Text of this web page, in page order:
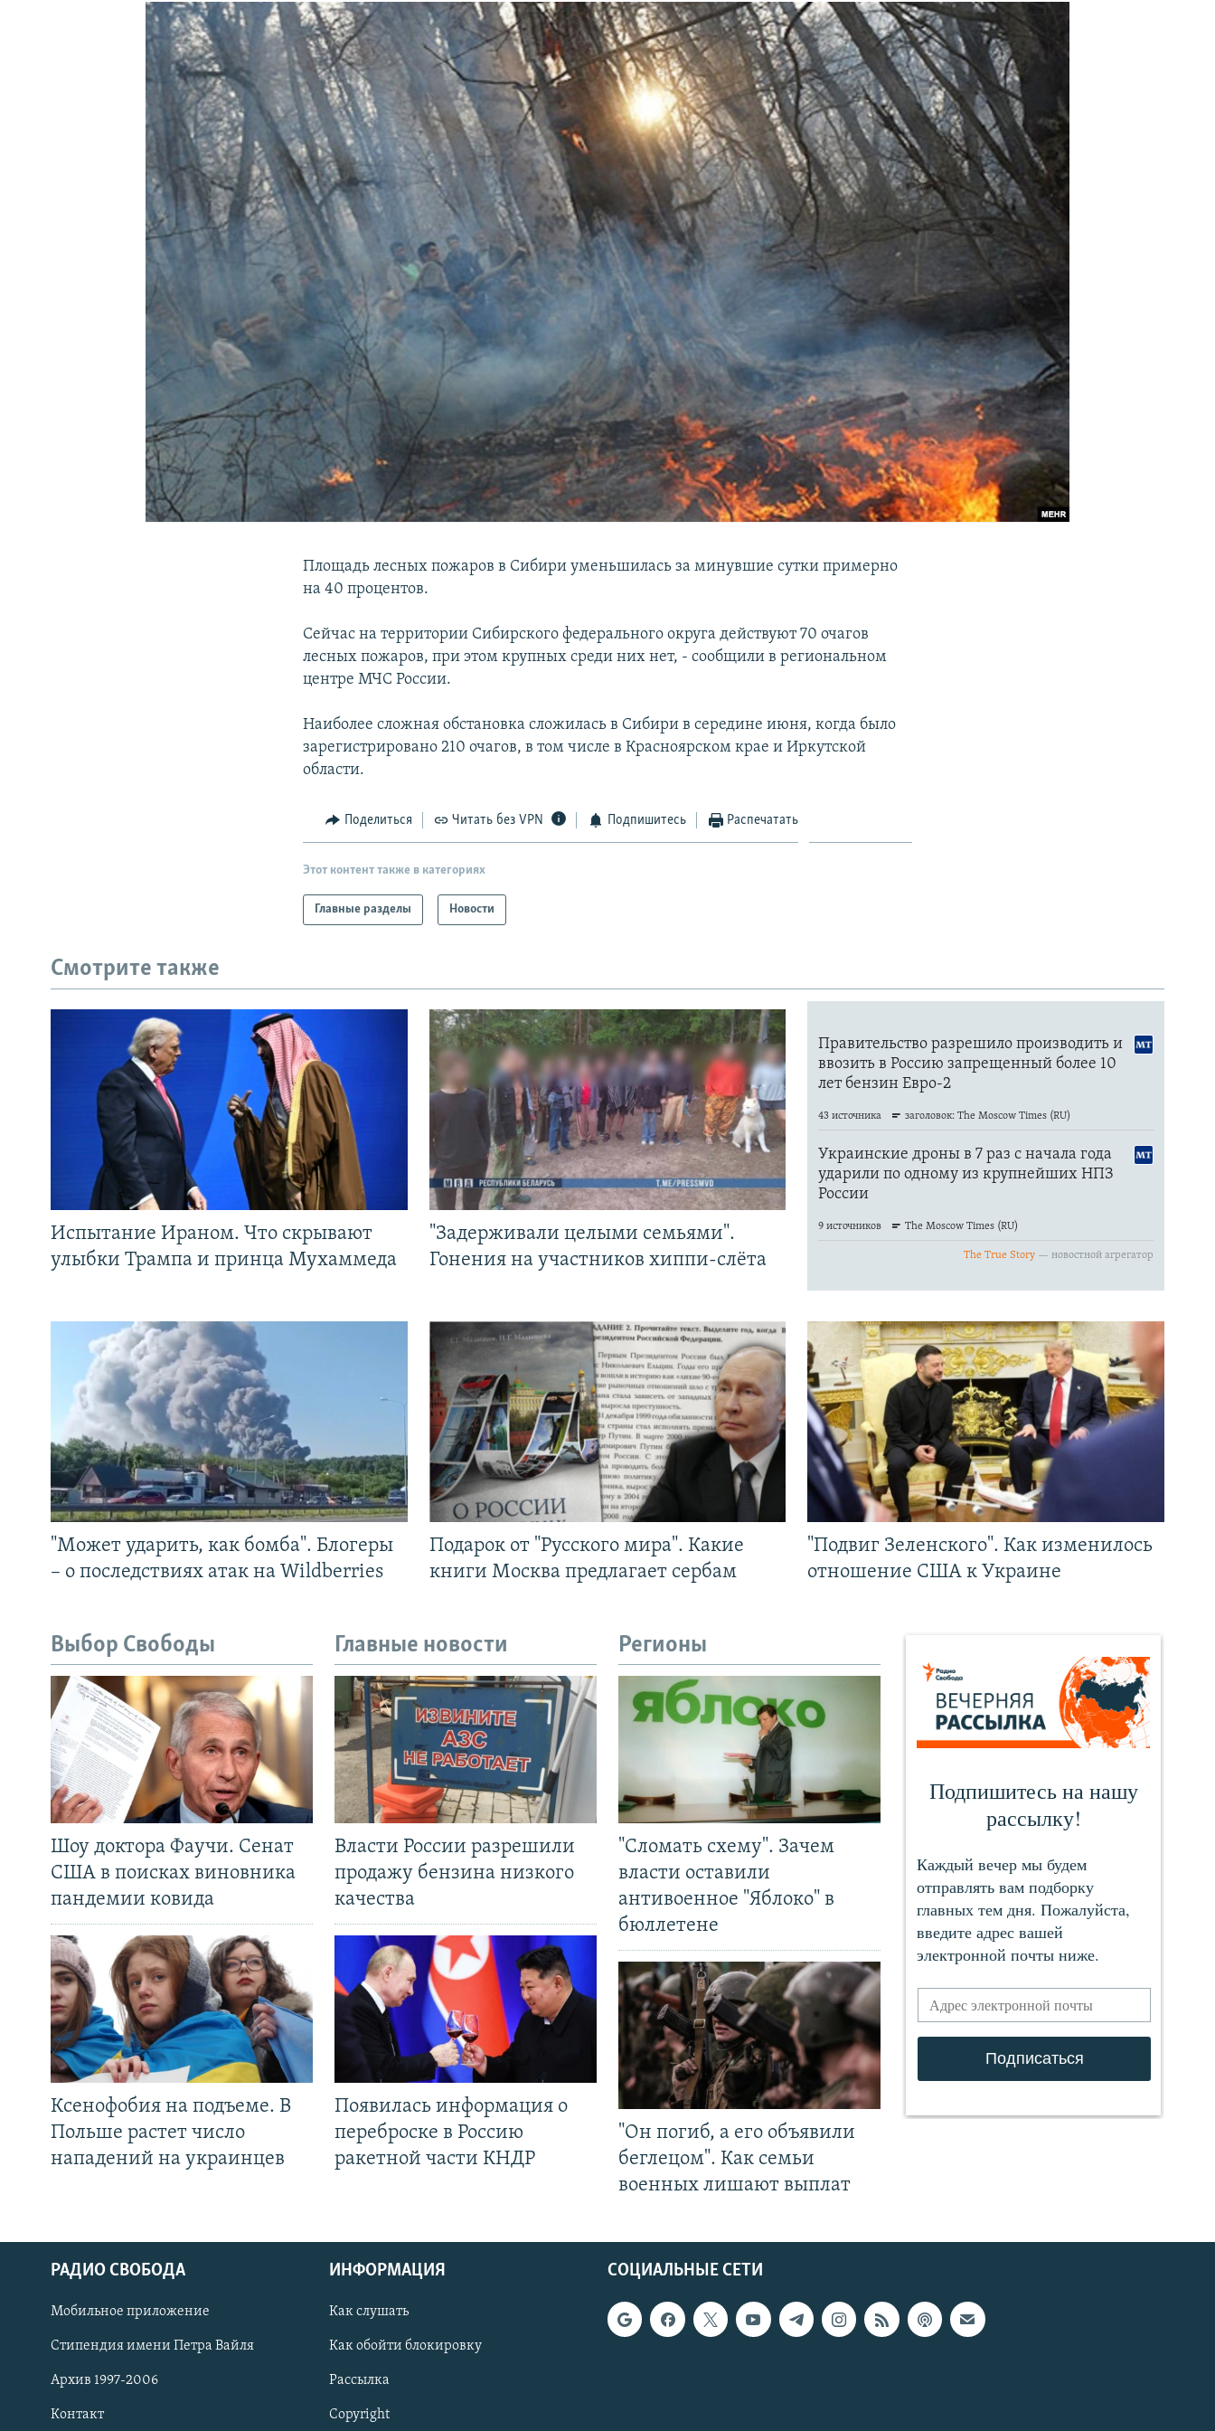
ПОДПИШИТЕСЬ НА РАССЫЛКУ
СОЦИАЛЬНЫЕ СЕТИ
Площадь лесных пожаров в Сибири уменьшилась за минувшие сутки примерно
на 40 процентов.
Сейчас на территории Сибирского федерального округа действуют 70 очагов
лесных пожаров, при этом крупных среди них нет, - сообщили в региональном
центре МЧС России.
Наиболее сложная обстановка сложилась в Сибири в середине июня, когда было
зарегистрировано 210 очагов, в том числе в Красноярском крае и Иркутской
области.
Поделиться Читать без VPN Подпишитесь Распечатать
Этот контент также в категориях
Главные разделы Новости
Смотрите также
Испытание Ираном. Что скрывают
улыбки Трампа и принца Мухаммеда
"Задерживали целыми семьями".
Гонения на участников хиппи-слёта
"Может ударить, как бомба". Блогеры
– о последствиях атак на Wildberries
Подарок от "Русского мира". Какие
книги Москва предлагает сербам
"Подвиг Зеленского". Как изменилось
отношение США к Украине
Выбор Свободы
Шоу доктора Фаучи. Сенат
США в поисках виновника
пандемии ковида
Ксенофобия на подъеме. В
Польше растет число
нападений на украинцев
Главные новости
Власти России разрешили
продажу бензина низкого
качества
Появилась информация о
переброске в Россию
ракетной части КНДР
Регионы
"Сломать схему". Зачем
власти оставили
антивоенное "Яблоко" в
бюллетене
"Он погиб, а его объявили
беглецом". Как семьи
военных лишают выплат
СОЦИАЛЬНЫЕ СЕТИ
РАДИО СВОБОДА
Мобильное приложение
Стипендия имени Петра Вайля
Архив 1997-2006
Контакт
ИНФОРМАЦИЯ
Как слушать
Как обойти блокировку
Рассылка
Copyright